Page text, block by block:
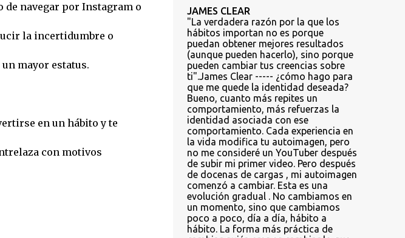
de navegar por Instagram o
la incertidumbre o
mayor estatus.
en un hábito y te
con motivos
JAMES CLEAR
"La verdadera razón por la que los
hábitos importan no es porque
puedan obtener mejores resultados
(aunque pueden hacerlo), sino porque
pueden cambiar tus creencias sobre
ti".James Clear ----- ¿cómo hago para
que me quede la identidad deseada?
Bueno, cuanto más repites un
comportamiento, más refuerzas la
identidad asociada con ese
comportamiento. Cada experiencia en
la vida modifica tu autoimagen, pero
no me consideré un YouTuber después
de subir mi primer video. Pero después
de docenas de cargas , mi autoimagen
comenzó a cambiar. Esta es una
evolución gradual . No cambiamos en
un momento, sino que cambiamos
poco a poco, día a día, hábito a
hábito. La forma más práctica de